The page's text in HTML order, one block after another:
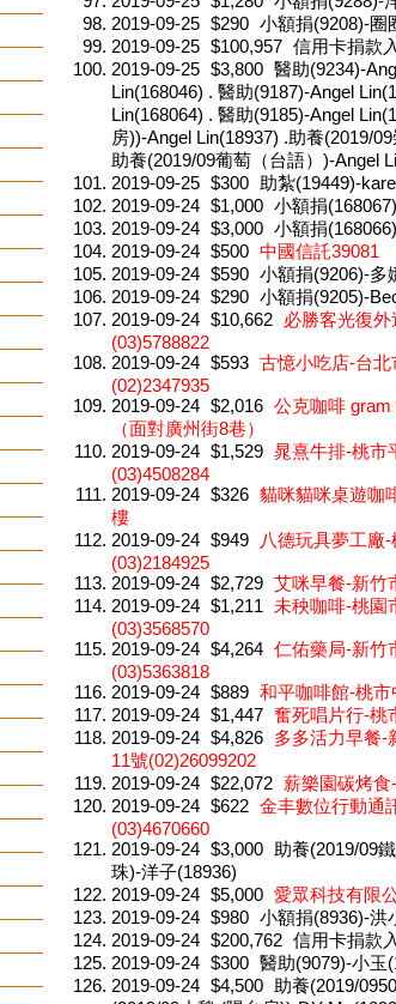
2019-09-25 $290 小額捐(9208)-圈
2019-09-25 $100,957 信用卡捐款
2019-09-25 $3,800 醫助(9234)-
Lin(168046) . 醫助(9187)-Angel
Lin(168064) . 醫助(9185)-Angel
房))-Angel Lin(18937) .助養(2019/
助養(2019/09葡萄（台語）)-Angel
2019-09-25 $300 助紮(19449)-
2019-09-24 $1,000 小額捐
2019-09-24 $3,000 小額捐
2019-09-24 $500 中國信託39081
2019-09-24 $590 小額捐(9206)-多
2019-09-24 $290 小額捐(9205)-
2019-09-24 $10,662
必勝客光復
(03)5788822
2019-09-24 $593 古憶小吃店-台
(02)2347935
2019-09-24 $2,016 公克咖啡
（面對廣州街8巷）
2019-09-24 $1,529 晁熹牛排-桃市
(03)4508284
2019-09-24 $326 貓咪貓咪桌遊咖
樓
2019-09-24 $949
八德玩具夢工廠
(03)2184925
2019-09-24 $2,729 艾咪早餐-新竹
2019-09-24 $1,211 未秧咖啡-桃園
(03)3568570
2019-09-24 $4,264 仁佑藥局-新竹
(03)5363818
2019-09-24 $889 和平咖啡館-桃市
2019-09-24 $1,447 奮死唱片行-桃
2019-09-24 $4,826
多多活力早餐-
11號(02)26099202
2019-09-24 $22,072 薪樂園碳烤
2019-09-24 $622 金丰數位行動通
(03)4670660
2019-09-24 $3,000 助養(2019/09
珠)-洋子(18936)
2019-09-24 $5,000 愛眾科技有限
2019-09-24 $980 小額捐(8936)-洪
2019-09-24 $200,762 信用卡捐款
2019-09-24 $300 醫助(9079)-小玉
2019-09-24 $4,500 助養(2019/